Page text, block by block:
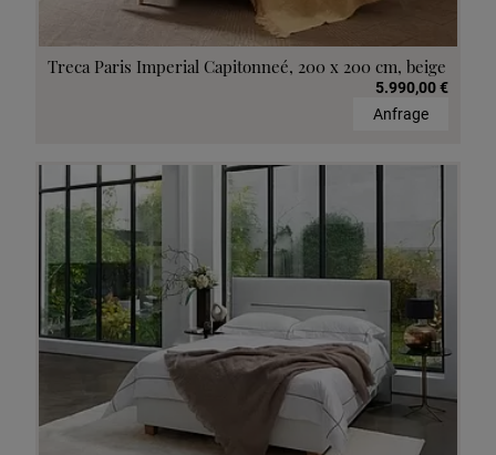
Treca Paris Imperial Capitonneé, 200 x 200 cm, beige
5.990,00 €
Anfrage